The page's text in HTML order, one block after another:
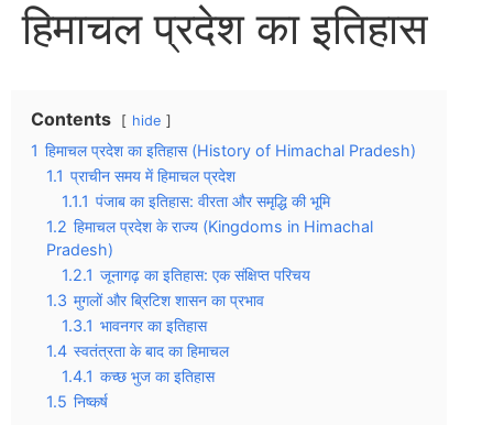
हिमाचल प्रदेश का इतिहास
Contents hide
1 हिमाचल प्रदेश का इतिहास (History of Himachal Pradesh)
1.1 प्राचीन समय में हिमाचल प्रदेश
1.1.1 पंजाब का इतिहास: वीरता और समृद्धि की भूमि
1.2 हिमाचल प्रदेश के राज्य (Kingdoms in Himachal
Pradesh)
1.2.1 जूनागढ़ का इतिहास: एक संक्षिप्त परिचय
1.3 मुगलों और ब्रिटिश शासन का प्रभाव
1.3.1 भावनगर का इतिहास
1.4 स्वतंत्रता के बाद का हिमाचल
1.4.1 कच्छ भुज का इतिहास
1.5 निष्कर्ष